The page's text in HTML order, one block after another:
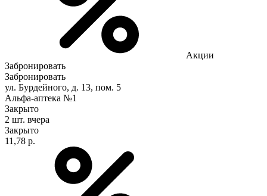
Акции
Забронировать
Забронировать
ул. Бурдейного, д. 13, пом. 5
Альфа-аптека №1
Закрыто
2 шт. вчера
Закрыто
11,78 р.